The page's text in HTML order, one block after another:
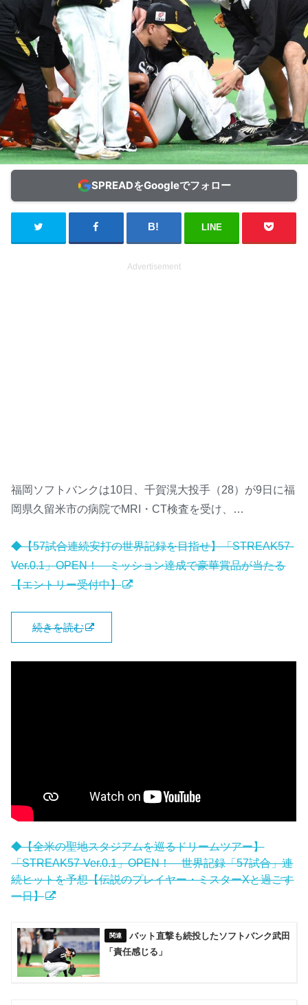
SPREADをGoogleでフォロー
LINE
Advertisement
福岡ソフトバンクは10日、千賀滉大投手（28）が9日に福
岡県久留米市の病院でMRI・CT検査を受け、…
◆【57試合連続安打の世界記録を目指せ】「STREAK57-
Ver.0.1」OPEN！ ミッション達成で豪華賞品が当たる
【エントリー受付中】
続きを読む
◆【全米の聖地スタジアムを巡るドリームツアー】
「STREAK57-Ver.0.1」OPEN！ 世界記録「57試合」連
続ヒットを予想【伝説のプレイヤー・ミスターXと過ごす
一日】
バット直撃も続投したソフトバンク武田
「責任感じる」